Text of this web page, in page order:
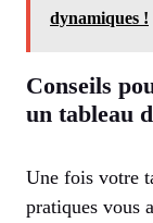
dynamiques !
Conseils
un tableau
Une fois votre
pratiques vous